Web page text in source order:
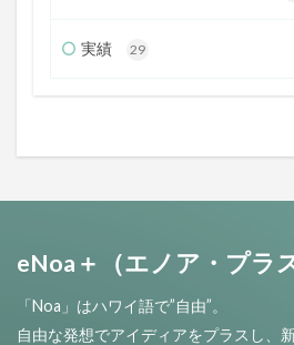
実績 29
eNoa＋（エノア・プラス
「Noa」はハワイ語で”自由”。
自由な発想でアイディアをプラスし、